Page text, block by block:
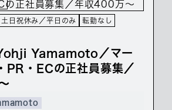
土日祝休み／平日のみ
転勤なし
Yohji Yamamoto／マー
PR・ECの正社員募集／